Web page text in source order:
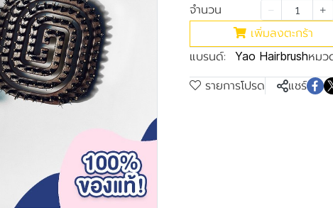
จำนวน
เพิ่มลงตะกร้า
แบรนด์:
Yao Hairbrushหมว
รายการโปรด แชร์